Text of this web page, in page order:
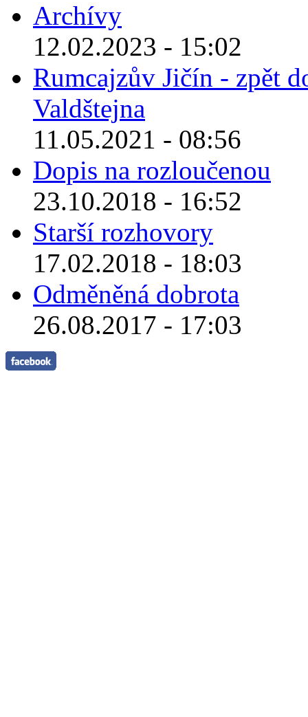
Archívy
12.02.2023 - 15:02
Rumcajzův Jičín - zpět
Valdštejna
11.05.2021 - 08:56
Dopis na rozloučenou
23.10.2018 - 16:52
Starší rozhovory
17.02.2018 - 18:03
Odměněná dobrota
26.08.2017 - 17:03